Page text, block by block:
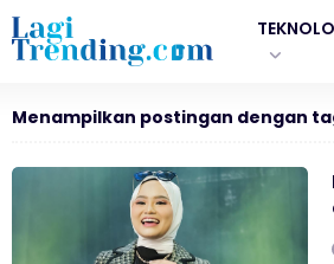
Menampilkan postingan dengan